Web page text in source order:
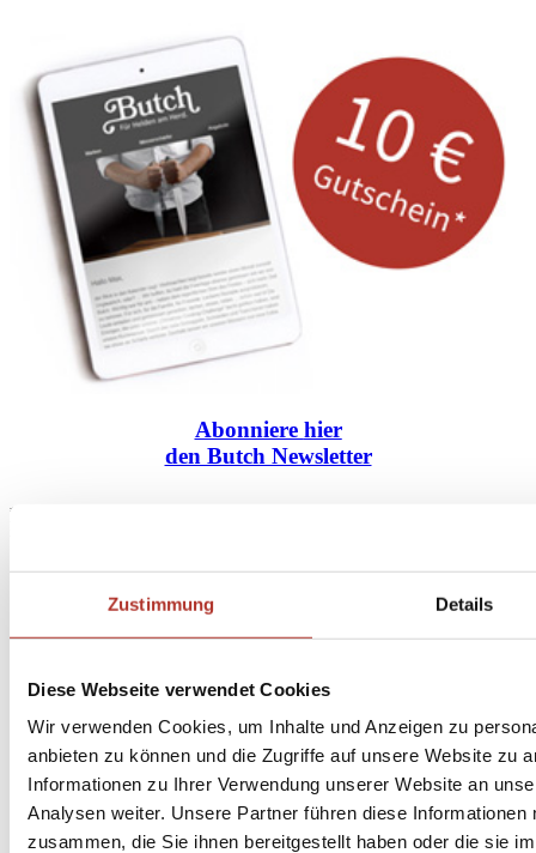
Zustimmung Details
Diese Webseite verwendet Cookies
Wir verwenden Cookies, um Inhalte und Anzeigen zu
anbieten zu können und die Zugriffe auf unsere Website zu
Informationen zu Ihrer Verwendung unserer Website an
Analysen weiter. Unsere Partner führen diese
zusammen, die Sie ihnen bereitgestellt haben oder die sie
Abonniere hier
den Butch Newsletter
* Dein persönlicher Gutschein ist ab einem Bestellwert von 100,- Euro, nach Abzug der
Unser Dankeschön für deinen Einkauf ab 100 €